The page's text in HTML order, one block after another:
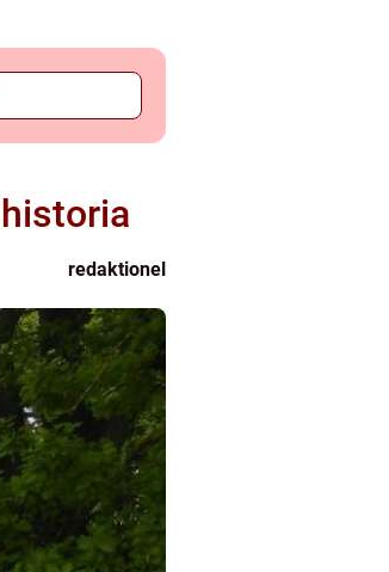
redaktionel